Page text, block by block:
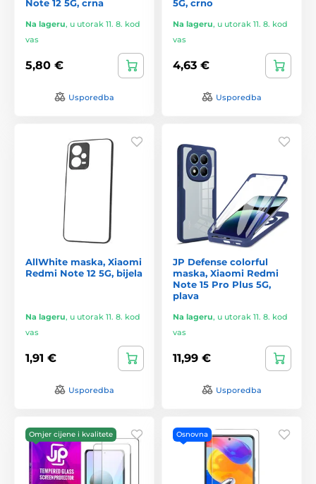
Note 12 5G, crna
Na lageru, u utorak 11. 8. kod
vas
5,80 €
Usporedba
5G, crno
Na lageru, u utorak 11. 8. kod
vas
4,63 €
Usporedba
AllWhite maska, Xiaomi
Redmi Note 12 5G, bijela
Na lageru, u utorak 11. 8. kod
vas
1,91 €
Usporedba
JP Defense colorful
maska, Xiaomi Redmi
Note 15 Pro Plus 5G,
plava
Na lageru, u utorak 11. 8. kod
vas
11,99 €
Usporedba
Omjer cijene i kvalitete Osnovna